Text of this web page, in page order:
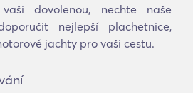
dovolenou, nechte naše
nejlepší plachetnice,
jachty pro vaši cestu.